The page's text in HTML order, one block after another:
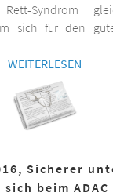
Syndrom
sich für den
WEITERLESEN
Sicherer
sich beim